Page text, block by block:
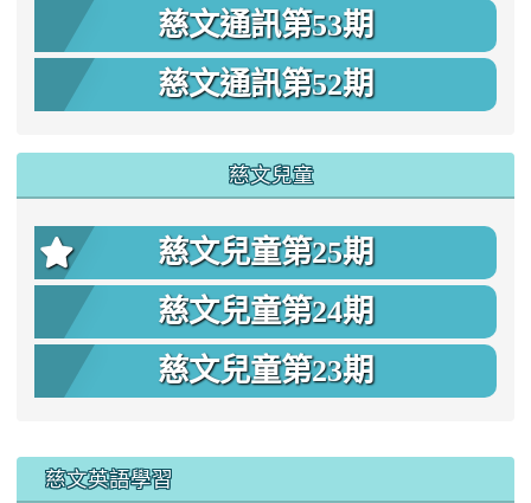
慈文通訊第53期
慈文通訊第52期
慈文兒童
慈文兒童第25期
慈文兒童第24期
慈文兒童第23期
::: 慈文英語學習